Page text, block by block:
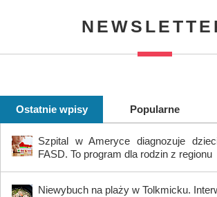
Ostatnie wpisy Popularne
Szpital w Ameryce diagnozuje
FASD. To program dla rodzin z regionu
Niewybuch na plaży w Tolkmicku.